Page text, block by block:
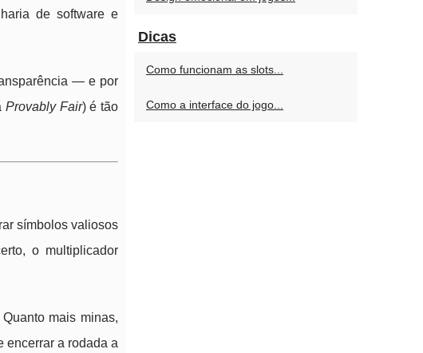
de software e
— e por
Provably Fair) é tão
símbolos valiosos
o multiplicador
mais minas,
encerrar a rodada a
Dicas
Como funcionam as slots...
Como a interface do jogo...